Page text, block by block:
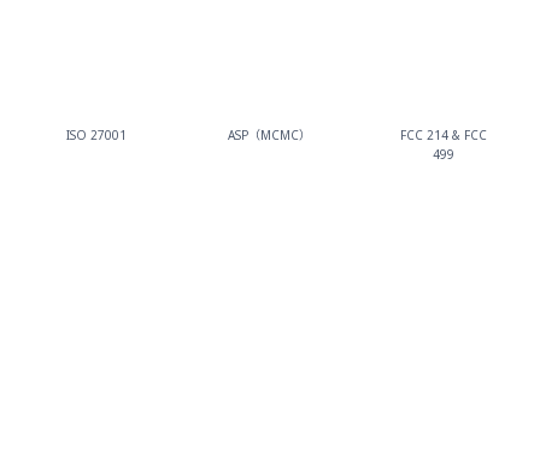
ISO 27001 ASP（MCMC）
FCC 214 & FCC
499